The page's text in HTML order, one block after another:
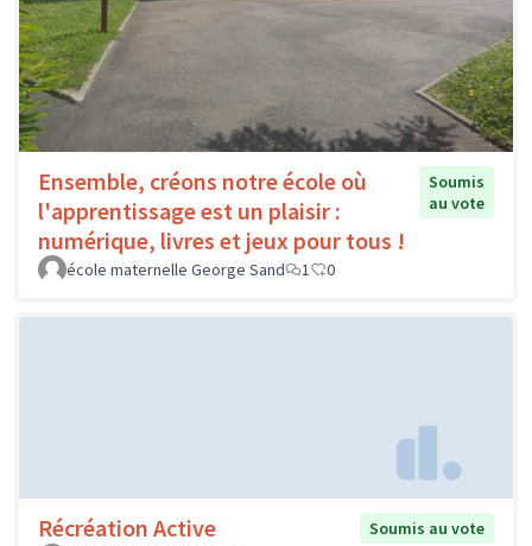
Ensemble, créons notre école où
l'apprentissage est un plaisir :
numérique, livres et jeux pour tous !
Soumis
au vote
école maternelle George Sand 1 0
Récréation Active
Soumis au vote